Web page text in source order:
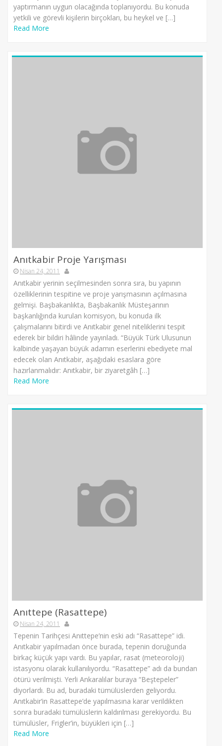
yaptırmanın uygun olacağında toplanıyordu. Bu konuda
yetkili ve görevli kişilerin birçokları, bu heykel ve […]
Read More
Anıtkabir Proje Yarışması
Nisan 24, 2011
Anıtkabir yerinin seçilmesinden sonra sıra, bu yapının
özelliklerinin tespitine ve proje yarışmasının açılmasına
gelmişi. Başbakanlıkta, Başbakanlık Müsteşarının
başkanlığında kurulan komisyon, bu konuda ilk
çalışmalarını bitirdi ve Anıtkabir genel niteliklerini tespit
ederek bir bildiri hâlinde yayınladı. “Büyük Türk Ulusunun
kalbinde yaşayan büyük adamın eserlerini ebediyete mal
edecek olan Anıtkabir, aşağıdaki esaslara göre
hazırlanmalıdır: Anıtkabir, bir ziyaretgâh […]
Read More
Anıttepe (Rasattepe)
Nisan 24, 2011
Tepenin Tarihçesi Anıttepe’nin eski adı “Rasattepe” idi.
Anıtkabir yapılmadan önce burada, tepenin doruğunda
birkaç küçük yapı vardı. Bu yapılar, rasat (meteoroloji)
istasyonu olarak kullanılıyordu. “Rasattepe” adı da bundan
ötürü verilmişti. Yerli Ankaralılar buraya “Beştepeler”
diyorlardı. Bu ad, buradaki tümülüslerden geliyordu.
Anıtkabir’in Rasattepe’de yapılmasına karar verildikten
sonra buradaki tümülüslerin kaldırılması gerekiyordu. Bu
tümülüsler, Frigler’in, büyükleri için […]
Read More